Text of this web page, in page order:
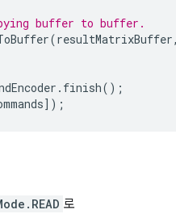
buffer to buffer.
(resultMatrixBuffer
. finish();
]);
로